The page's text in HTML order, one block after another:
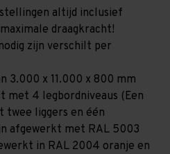
altijd inclusief
draagkracht!
zijn verschilt per
3.000 x 11.000 x 800 mm
met 4 legbordniveaus (Een
twee liggers en één
afgewerkt met RAL 5003
in RAL 2004 oranje en